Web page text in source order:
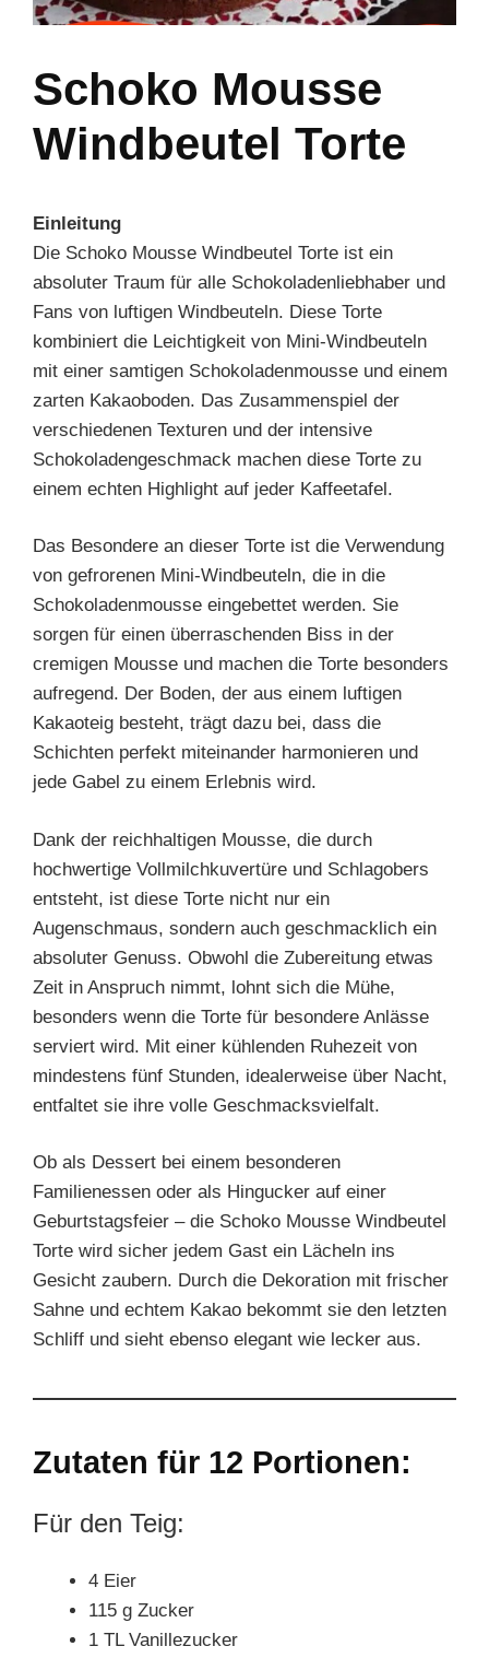
Schoko Mousse
Windbeutel Torte
Einleitung
Die Schoko Mousse Windbeutel Torte ist ein
absoluter Traum für alle Schokoladenliebhaber und
Fans von luftigen Windbeuteln. Diese Torte
kombiniert die Leichtigkeit von Mini-Windbeuteln
mit einer samtigen Schokoladenmousse und einem
zarten Kakaoboden. Das Zusammenspiel der
verschiedenen Texturen und der intensive
Schokoladengeschmack machen diese Torte zu
einem echten Highlight auf jeder Kaffeetafel.
Das Besondere an dieser Torte ist die Verwendung
von gefrorenen Mini-Windbeuteln, die in die
Schokoladenmousse eingebettet werden. Sie
sorgen für einen überraschenden Biss in der
cremigen Mousse und machen die Torte besonders
aufregend. Der Boden, der aus einem luftigen
Kakaoteig besteht, trägt dazu bei, dass die
Schichten perfekt miteinander harmonieren und
jede Gabel zu einem Erlebnis wird.
Dank der reichhaltigen Mousse, die durch
hochwertige Vollmilchkuvertüre und Schlagobers
entsteht, ist diese Torte nicht nur ein
Augenschmaus, sondern auch geschmacklich ein
absoluter Genuss. Obwohl die Zubereitung etwas
Zeit in Anspruch nimmt, lohnt sich die Mühe,
besonders wenn die Torte für besondere Anlässe
serviert wird. Mit einer kühlenden Ruhezeit von
mindestens fünf Stunden, idealerweise über Nacht,
entfaltet sie ihre volle Geschmacksvielfalt.
Ob als Dessert bei einem besonderen
Familienessen oder als Hingucker auf einer
Geburtstagsfeier – die Schoko Mousse Windbeutel
Torte wird sicher jedem Gast ein Lächeln ins
Gesicht zaubern. Durch die Dekoration mit frischer
Sahne und echtem Kakao bekommt sie den letzten
Schliff und sieht ebenso elegant wie lecker aus.
Zutaten für 12 Portionen:
Für den Teig:
4 Eier
115 g Zucker
1 TL Vanillezucker